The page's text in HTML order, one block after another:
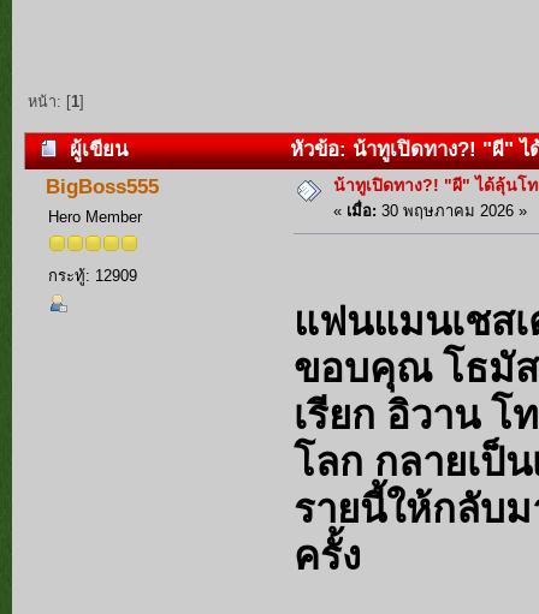
หน้า: [ 1]
ผู้เขียน
หัวข้อ: น้าทูเปิดทาง?! "ผี" ไ
BigBoss555
Hero Member
กระทู้: 12909
น้าทูเปิดทาง?! "ผี" ได้ลุ้นโ
« เมื่อ: 30 พฤษภาคม 2026 »
แฟนแมนเชส
ขอบคุณ โธมัส
เรียก อิวาน
โลก กลายเป็
รายนี้ให้กลับ
ครั้ง